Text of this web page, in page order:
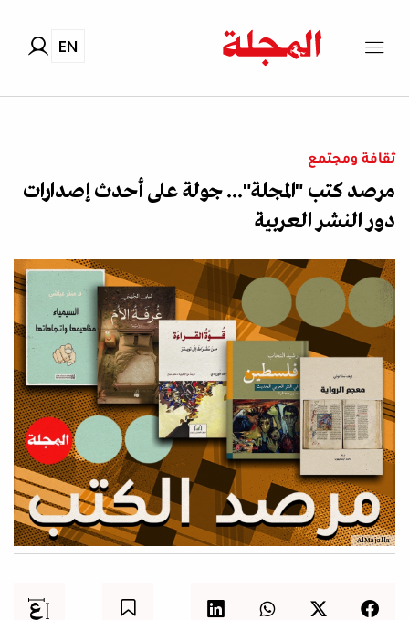
EN
ثقافة ومجتمع
مرصد كتب "المجلة"... جولة على أحدث إصدارات
دور النشر العربية
AlMajalla